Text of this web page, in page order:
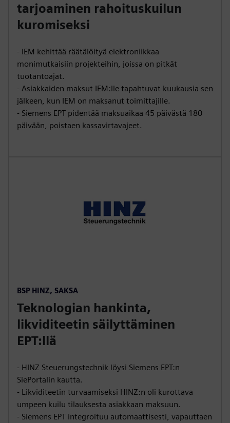
tarjoaminen rahoituskuilun
kuromiseksi
- IEM kehittää räätälöityä elektroniikkaa
monimutkaisiin projekteihin, joissa on pitkät
tuotantoajat.
- Asiakkaiden maksut IEM:lle tapahtuvat kuukausia sen
jälkeen, kun IEM on maksanut toimittajille.
- Siemens EPT pidentää maksuaikaa 45 päivästä 180
päivään, poistaen kassavirtavajeet.
BSP HINZ, SAKSA
Teknologian hankinta,
likviditeetin säilyttäminen
EPT:llä
- HINZ Steuerungstechnik löysi Siemens EPT:n
SiePortalin kautta.
- Likviditeetin turvaamiseksi HINZ:n oli kurottava
umpeen kuilu tilauksesta asiakkaan maksuun.
- Siemens EPT integroituu automaattisesti, vapauttaen